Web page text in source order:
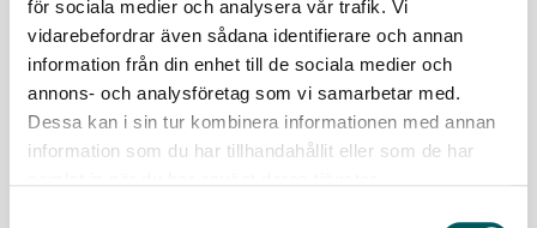
för sociala medier och analysera vår trafik. Vi
vidarebefordrar även sådana identifierare och annan
information från din enhet till de sociala medier och
annons- och analysföretag som vi samarbetar med.
Dessa kan i sin tur kombinera informationen med annan
information som du har tillhandahållit eller som de har